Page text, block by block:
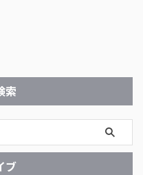
索
ブ